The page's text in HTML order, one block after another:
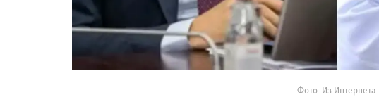
Фото: Из Интернета